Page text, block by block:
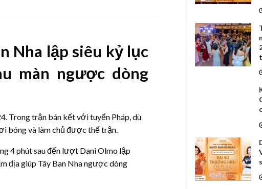
Nha lập siêu kỷ lục
màn ngược dòng
Trong trận bán kết với tuyển Pháp, dù
bóng và làm chủ được thế trận.
4 phút sau đến lượt Dani Olmo lập
địa giúp Tây Ban Nha ngược dòng